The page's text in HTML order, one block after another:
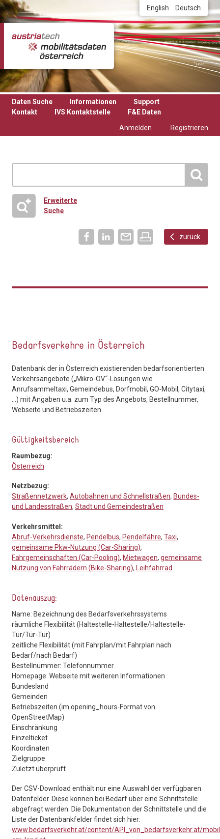
Direkt zum Inhalt English Deutsch
Daten Suche Informationen
Support
Kontakt
IVS Kontaktstelle
F&E Daten
Anmelden
Registrieren
Erweiterte
Suche
zurück
Bedarfsverkehre in Österreich
Datenbank der in Österreich existierenden bedarfsorientierten
Verkehrsangebote („Mikro-ÖV“-Lösungen wie
Anrufsammeltaxi, Gemeindebus, Dorfmobil, GO-Mobil, Citytaxi,
...) mit Angaben u.a. zum Typ des Angebots, Bestellnummer,
Webseite und Betriebszeiten
Gültigkeitsbereich
Raumbezug:
Österreich
Netzbezug:
Straßennetzwerk, Autobahnen und Schnellstraßen, Bundes-
und Landesstraßen, Stadt und Gemeindestraßen
Verkehrsmittel:
Abruf-Verkehrsdienste, Pendelbus, Pendelfähre, Taxi,
gemeinsame Pkw-Nutzung (Car-Sharing),
Fahrgemeinschaften (Car-Pooling), Mietwagen, gemeinsame
Nutzung von Fahrrädern (Bike-Sharing), Leihfahrrad
Datenauszug:
Name: Bezeichnung des Bedarfsverkehrssystems
räumliche Flexibilität (Haltestelle-Haltestelle/Haltestelle-
Tür/Tür-Tür)
zeitliche Flexibilität (mit Fahrplan/mit Fahrplan nach
Bedarf/nach Bedarf)
Bestellnummer: Telefonnummer
Homepage: Webseite mit weiteren Informationen
Bundesland
Gemeinden
Betriebszeiten (im opening_hours-Format von
OpenStreetMap)
Einschränkung
Einzelticket
Koordinaten
Zielgruppe
Zuletzt überprüft
Der CSV-Download enthält nur eine Auswahl der verfügbaren
Datenfelder. Diese können bei Bedarf über eine Schnittstelle
abgefragt werden. Die Dokumentation der Schnittstelle und die
Liste der Datenbankfelder findet sich hier:
www.bedarfsverkehr.at/content/API_von_bedarfsverkehr.at/